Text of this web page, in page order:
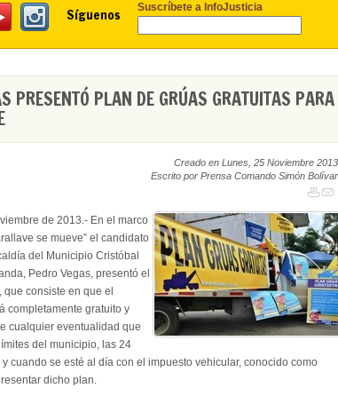
Síguenos Suscríbete a InfoJusticia
PRESENTÓ PLAN DE GRÚAS GRATUITAS PARA
Creado en Lunes, 25 Noviembre 2013
Escrito por Prensa Comando Simón Bolívar
de 2013.- En el marco
se mueve” el candidato
del Municipio Cristóbal
Pedro Vegas, presentó el
que consiste en que el
completamente gratuito y
cualquier eventualidad que
del municipio, las 24
cuando se esté al día con el impuesto vehicular, conocido como
dicho plan.